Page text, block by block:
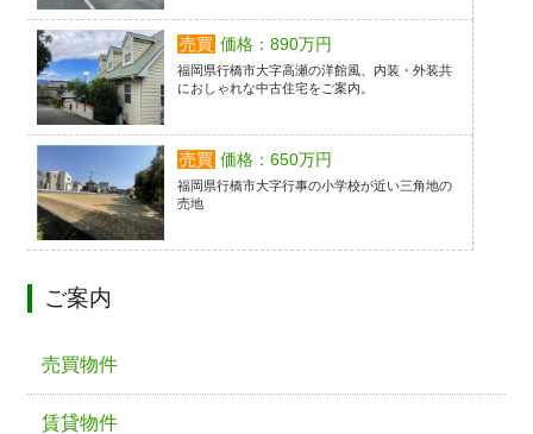
売買 価格：890万円
福岡県行橋市大字高瀬の洋館風、内装・外装共
におしゃれな中古住宅をご案内。
売買 価格：650万円
福岡県行橋市大字行事の小学校が近い三角地の
売地
ご案内
売買物件
賃貸物件